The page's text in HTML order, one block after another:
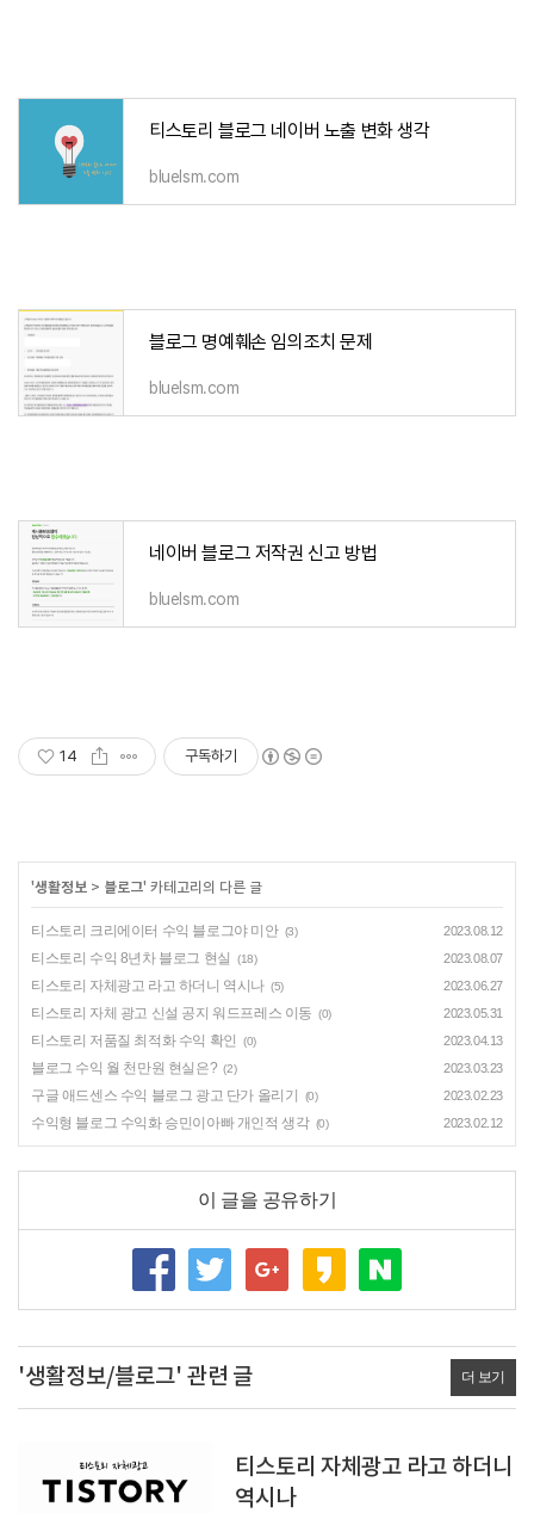
티스토리 블로그 네이버 노출 변화 생각
bluelsm.com
블로그 명예훼손 임의조치 문제
bluelsm.com
네이버 블로그 저작권 신고 방법
bluelsm.com
14 구독하기
'생활정보 > 블로그' 카테고리의 다른 글
티스토리 크리에이터 수익 블로그야 미안 (3) 2023.08.12
티스토리 수익 8년차 블로그 현실 (18) 2023.08.07
티스토리 자체광고 라고 하더니 역시나 (5) 2023.06.27
티스토리 자체 광고 신설 공지 워드프레스 이동 (0) 2023.05.31
티스토리 저품질 최적화 수익 확인 (0) 2023.04.13
블로그 수익 월 천만원 현실은? (2) 2023.03.23
구글 애드센스 수익 블로그 광고 단가 올리기 (0) 2023.02.23
수익형 블로그 수익화 승민이아빠 개인적 생각 (0) 2023.02.12
이 글을 공유하기
'생활정보/블로그' 관련 글 더 보기
티스토리 자체광고 라고 하더니
역시나